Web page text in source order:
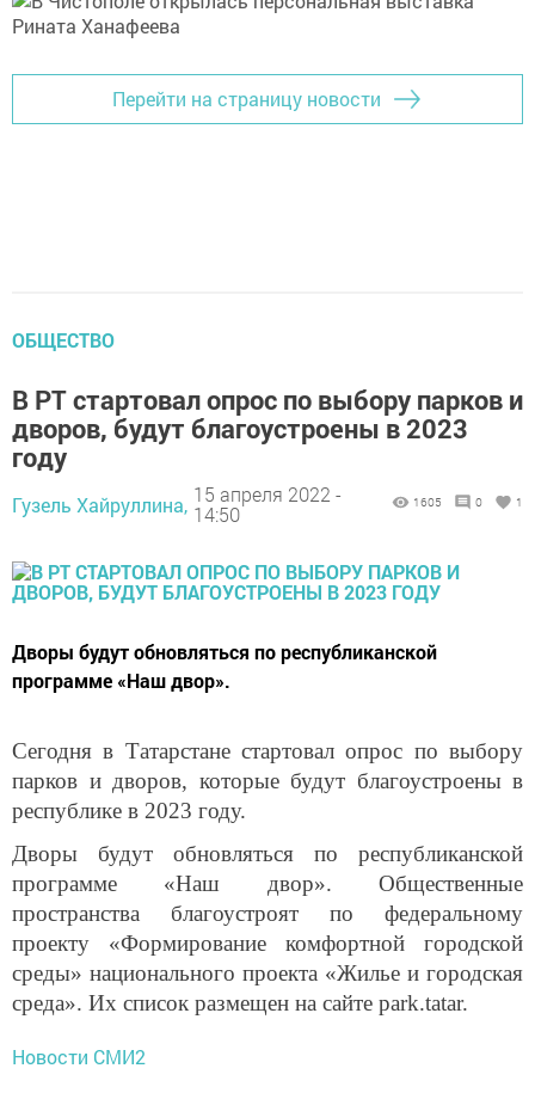
Перейти на страницу новости
ОБЩЕСТВО
В РТ стартовал опрос по выбору парков и
дворов, будут благоустроены в 2023
году
Гузель Хайруллина, 15 апреля 2022 -
14:50
1605 0 1
Дворы будут обновляться по республиканской
программе «Наш двор».
Сегодня в Татарстане стартовал опрос по выбору
парков и дворов, которые будут благоустроены в
республике в 2023 году.
Дворы будут обновляться по республиканской
программе «Наш двор». Общественные
пространства благоустроят по федеральному
проекту «Формирование комфортной городской
среды» национального проекта «Жилье и городская
среда». Их список размещен на сайте park.tatar.
Новости СМИ2